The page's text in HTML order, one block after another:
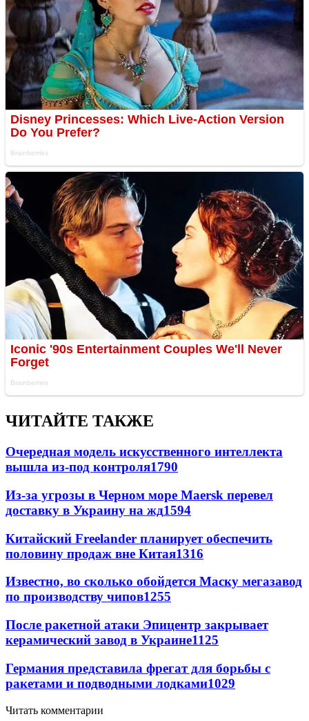
ЧИТАЙТЕ ТАКЖЕ
Очередная модель искусственного интеллекта
вышла из-под контроля1790
Из-за угрозы в Черном море Maersk перевел
доставку в Украину на жд1594
Китайский Freelander планирует обеспечить
половину продаж вне Китая1316
Известно, во сколько обойдется Маску мегазавод
по производству чипов1255
После ракетной атаки Эпицентр закрывает
керамический завод в Украине1125
Германия представила фрегат для борьбы с
ракетами и подводными лодками1029
Читать комментарии